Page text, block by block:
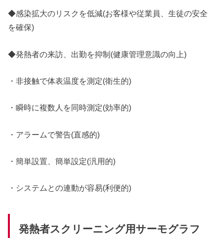
◆感染拡大のリスクを低減(お客様や従業員、生徒の安全
を確保)
◆発熱者の来訪、出勤を抑制(健康管理意識の向上)
・非接触で体表温度を測定(衛生的)
・瞬時に複数人を同時測定(効率的)
・アラームで警告(直感的)
・簡単設置、簡単設定(汎用的)
・システムとの連動が容易(利便的)
発熱者スクリーニング用サーモグラフ